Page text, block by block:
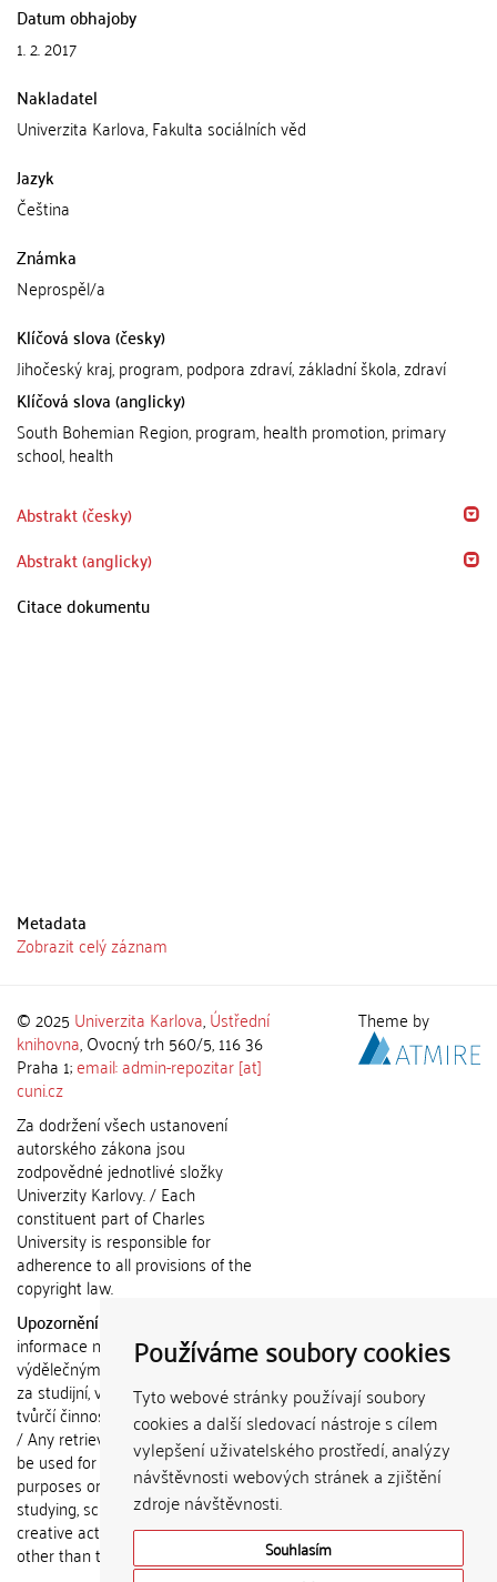
Používáme soubory cookies
Tyto webové stránky používají soubory
cookies a další sledovací nástroje s cílem
vylepšení uživatelského prostředí, analýzy
návštěvnosti webových stránek a zjištění
zdroje návštěvnosti.
Souhlasím
Datum obhajoby
1. 2. 2017
Nakladatel
Univerzita Karlova, Fakulta sociálních věd
Jazyk
Čeština
Známka
Neprospěl/a
Klíčová slova (česky)
Jihočeský kraj, program, podpora zdraví, základní škola, zdraví
Klíčová slova (anglicky)
South Bohemian Region, program, health promotion, primary
school, health
Abstrakt (česky)
Abstrakt (anglicky)
Citace dokumentu
Metadata
Zobrazit celý záznam
© 2025 Univerzita Karlova,Ústřední
knihovna, Ovocný trh 560/5, 116 36
Praha 1;email: admin-repozitar [at]
cuni.cz
Za dodržení všech ustanovení
autorského zákona jsou
zodpovědné jednotlivé složky
Univerzity Karlovy. / Each
constituent part of Charles
University is responsible for
adherence to all provisions of the
copyright law.
Upozornění / Notice:
informace nemohou být použity k
výdělečným účelům nebo vydávány
za studijní, vědeckou nebo jinou
tvůrčí činnost jiné osoby než autora.
/ Any retrieved information shall not
be used for any commercial
purposes or claimed as results of
studying, scientific or any other
creative activities of any person
other than the author.
Theme by